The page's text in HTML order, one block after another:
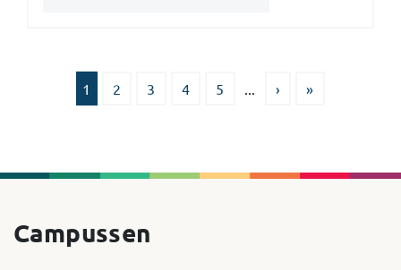
1 2 3 4 5 › »
Campussen